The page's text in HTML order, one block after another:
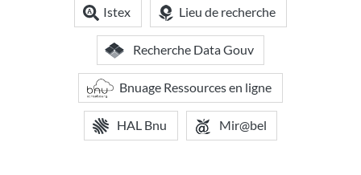
Istex Lieu de recherche
Recherche Data Gouv
Bnuage Ressources en ligne
HAL Bnu Mir@bel